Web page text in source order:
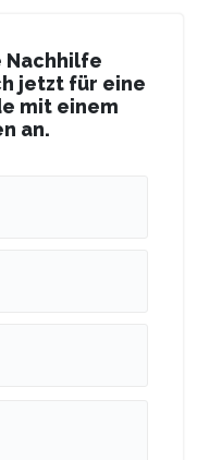
Nachhilfe
jetzt für eine
mit einem
an.